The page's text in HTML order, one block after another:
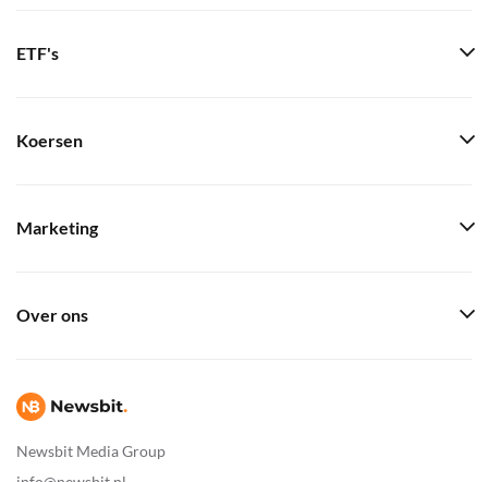
Newsbit Media Group
ETF's
Koersen
Marketing
Over ons